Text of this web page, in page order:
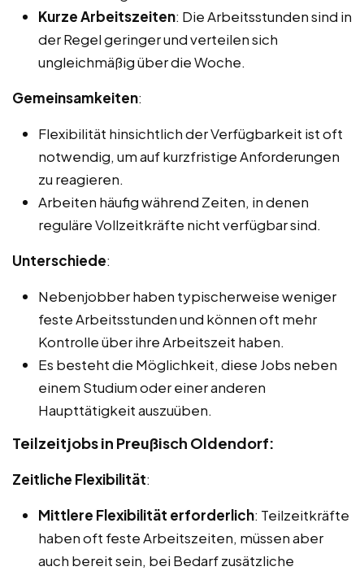
Kurze Arbeitszeiten: Die Arbeitsstunden sind in
der Regel geringer und verteilen sich
ungleichmäßig über die Woche.
Gemeinsamkeiten:
Flexibilität hinsichtlich der Verfügbarkeit ist oft
notwendig, um auf kurzfristige Anforderungen
zu reagieren.
Arbeiten häufig während Zeiten, in denen
reguläre Vollzeitkräfte nicht verfügbar sind.
Unterschiede:
Nebenjobber haben typischerweise weniger
feste Arbeitsstunden und können oft mehr
Kontrolle über ihre Arbeitszeit haben.
Es besteht die Möglichkeit, diese Jobs neben
einem Studium oder einer anderen
Haupttätigkeit auszuüben.
Teilzeitjobs in Preußisch Oldendorf:
Zeitliche Flexibilität:
Mittlere Flexibilität erforderlich: Teilzeitkräfte
haben oft feste Arbeitszeiten, müssen aber
auch bereit sein, bei Bedarf zusätzliche